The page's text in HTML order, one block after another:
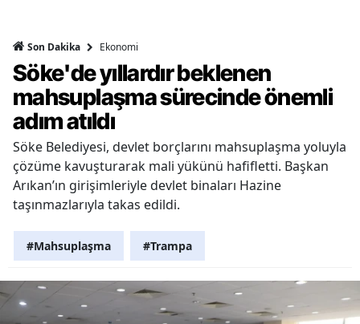
Son Dakika Ekonomi
Söke'de yıllardır beklenen
mahsuplaşma sürecinde önemli
adım atıldı
Söke Belediyesi, devlet borçlarını mahsuplaşma yoluyla
çözüme kavuşturarak mali yükünü hafifletti. Başkan
Arıkan’ın girişimleriyle devlet binaları Hazine
taşınmazlarıyla takas edildi.
#Mahsuplaşma #Trampa